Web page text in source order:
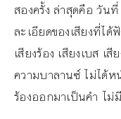
สองครั้ง ล่าสุดคือ วัน
ละเอียดของเสียงที่ได้
เสียงร้อง เสียงเบส เ
ความบาลานซ์ ไม่ได้ห
ร้องออกมาเป็นคำ ไม่